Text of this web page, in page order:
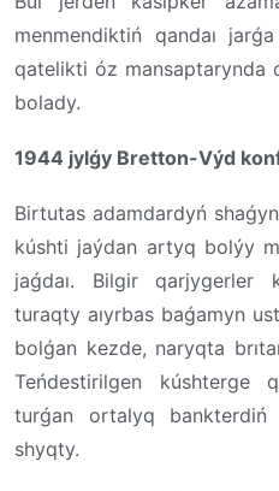
menmendiktiń qandaı
qatelikti óz mansaptarynda
bolady.
1944 jylǵy Bretton-Výd
Birtutas adamdardyń
kúshti jaýdan artyq bolýy
jaǵdaı. Bilgir qarjygerler
turaqty aıyrbas baǵamyn
bolǵan kezde, naryqta
Teńdestirilgen kúshterge
turǵan ortalyq
shyqty.